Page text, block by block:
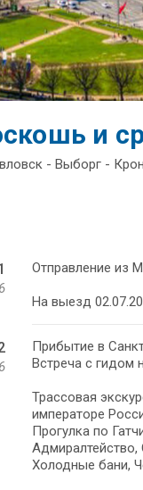
и
- Выборг -
Отправление из
На выезд
Прибытие в
Встреча с гидом
Трассовая
императоре
Прогулка по
Адмиралтейство,
Холодные бани,